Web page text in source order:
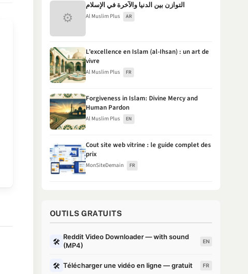
⚙
التوازن بين الدنيا والآخرة في الإسلام
Al Muslim Plus AR
L’excellence en Islam (al-Ihsan) : un art de
vivre
Al Muslim Plus FR
Forgiveness in Islam: Divine Mercy and
Human Pardon
Al Muslim Plus EN
Cout site web vitrine : le guide complet des
prix
MonSiteDemain FR
OUTILS GRATUITS
🛠
Reddit Video Downloader — with sound
(MP4)
EN
🛠 Télécharger une vidéo en ligne — gratuit FR